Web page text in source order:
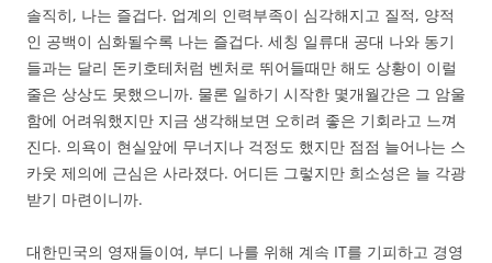
솔직히, 나는 즐겁다. 업계의 인력부족이 심각해지고 질적, 양적
인 공백이 심화될수록 나는 즐겁다. 세칭 일류대 공대 나와 동기
들과는 달리 돈키호테처럼 벤처로 뛰어들때만 해도 상황이 이럴
줄은 상상도 못했으니까. 물론 일하기 시작한 몇개월간은 그 암울
함에 어려워했지만 지금 생각해보면 오히려 좋은 기회라고 느껴
진다. 의욕이 현실앞에 무너지나 걱정도 했지만 점점 늘어나는 스
카웃 제의에 근심은 사라졌다. 어디든 그렇지만 희소성은 늘 각광
받기 마련이니까.
대한민국의 영재들이여, 부디 나를 위해 계속 IT를 기피하고 경영